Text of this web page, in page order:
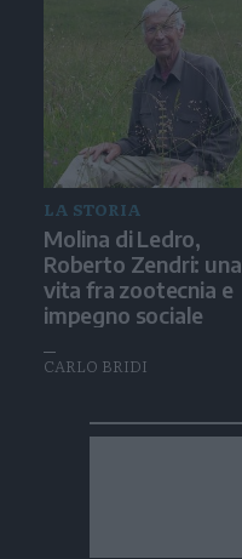
LA STORIA
Molina di Ledro,
Roberto Zendri: una
vita fra zootecnia e
impegno sociale
CARLO BRIDI